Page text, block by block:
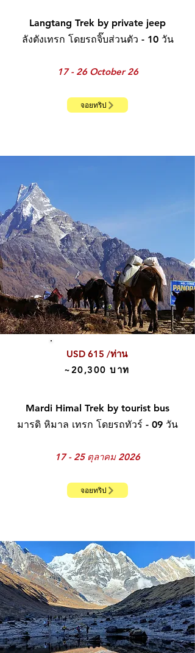
Langtang Trek by private jeep
ลังตังเทรก โดยรถจิ๊บส่วนตัว - 10 วัน
17 - 26 October 26
จอยทริป
USD 615 /ท่าน
~20,300 บาท
Mardi Himal Trek by tourist bus
มารดิ หิมาล เทรก โดยรถทัวร์ - 09 วัน
17 - 25 ตุลาคม 2026
จอยทริป